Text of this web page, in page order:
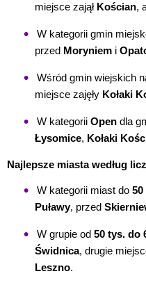
miejsce zajął Kościan,
W kategorii gmin
przed Moryniem i
Wśród gmin wiejskich
miejsce zajęły Kołaki
W kategorii Open dla
Łysomice, Kołaki
Najlepsze miasta według
W kategorii miast do
Puławy, przed
W grupie od 50 tys. do
Świdnica, drugie
Leszno.